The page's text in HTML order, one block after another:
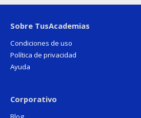
Sobre TusAcademias
Condiciones de uso
Política de privacidad
Ayuda
Corporativo